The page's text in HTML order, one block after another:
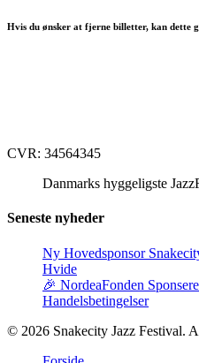
Hvis du ønsker at fjerne billetter, kan dette
CVR: 34564345
Danmarks hyggeligste
Seneste nyheder
Ny Hovedsponsor
Hvide
🎉 NordeaFonden
Handelsbetingelser
© 2026 Snakecity Jazz Festival.
facebook
instagram